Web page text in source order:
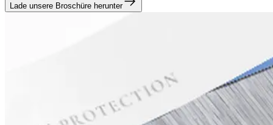
Lade unsere Broschüre herunter